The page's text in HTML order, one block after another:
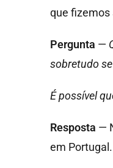
que fizemos
Pergunta —
sobretudo
É possível
Resposta —
em Portugal.